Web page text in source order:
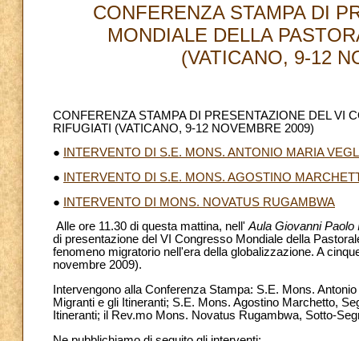
CONFERENZA STAMPA DI
MONDIALE DELLA
(VATICANO, 9-12
CONFERENZA STAMPA DI PRESENTAZIONE DEL VI
RIFUGIATI (VATICANO, 9-12 NOVEMBRE 2009)
●
INTERVENTO DI S.E. MONS. ANTONIO MARIA
●
INTERVENTO DI S.E. MONS. AGOSTINO
●
INTERVENTO DI MONS. NOVATUS RUGAMBWA
Alle ore 11.30 di questa mattina, nell'Aula Giovanni Paolo
di presentazione del VI Congresso Mondiale della
fenomeno migratorio nell'era della globalizzazione. A
novembre 2009).
Intervengono alla Conferenza Stampa: S.E. Mons.
Migranti e gli Itineranti; S.E. Mons. Agostino Marchetto,
Itineranti; il Rev.mo Mons. Novatus Rugambwa, Sotto-